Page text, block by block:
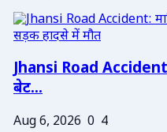
Jhansi Road
बेट...
Aug 6, 2026 0 4